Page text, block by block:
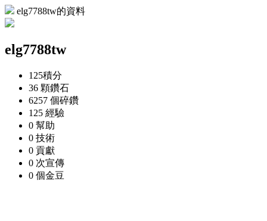
elg7788tw的資料
elg7788tw
125積分
36 顆鑽石
6257 個碎鑽
125 經驗
0 幫助
0 技術
0 貢獻
0 次宣傳
0 個金豆